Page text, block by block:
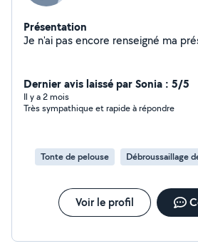
Présentation
Je n'ai
Dernier avis laissé par Sonia : 5/5
Il y a 2 mois
Très sympathique et rapide à répondre
Tonte de pelouse Débroussaillage
Voir le profil